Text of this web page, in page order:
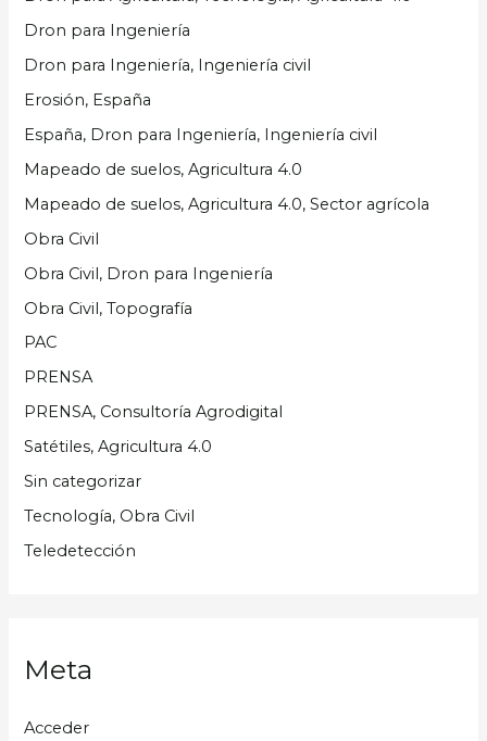
Dron para Ingeniería
Dron para Ingeniería, Ingeniería civil
Erosión, España
España, Dron para Ingeniería, Ingeniería civil
Mapeado de suelos, Agricultura 4.0
Mapeado de suelos, Agricultura 4.0, Sector agrícola
Obra Civil
Obra Civil, Dron para Ingeniería
Obra Civil, Topografía
PAC
PRENSA
PRENSA, Consultoría Agrodigital
Satétiles, Agricultura 4.0
Sin categorizar
Tecnología, Obra Civil
Teledetección
Meta
Acceder